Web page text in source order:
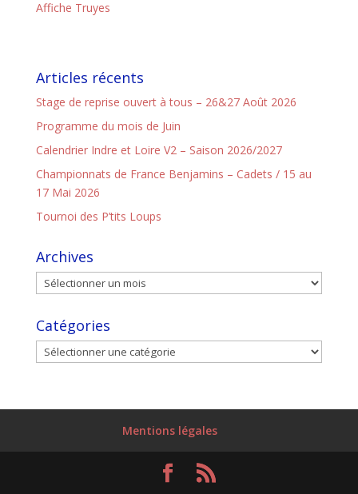
Affiche Truyes
Articles récents
Stage de reprise ouvert à tous – 26&27 Août 2026
Programme du mois de Juin
Calendrier Indre et Loire V2 – Saison 2026/2027
Championnats de France Benjamins – Cadets / 15 au
17 Mai 2026
Tournoi des P’tits Loups
Archives
Catégories
Mentions légales